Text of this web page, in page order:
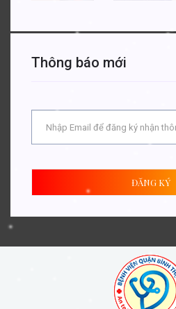
Thông báo mới
ĐĂNG KÝ